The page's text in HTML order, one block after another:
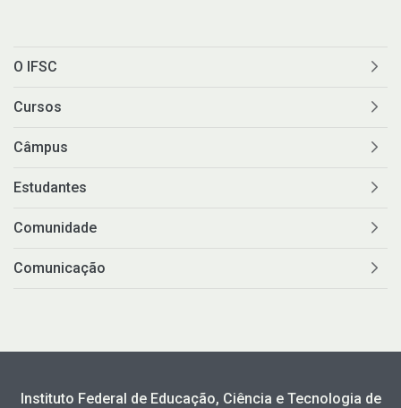
O IFSC
Cursos
Câmpus
Estudantes
Comunidade
Comunicação
Instituto Federal de Educação, Ciência e Tecnologia de